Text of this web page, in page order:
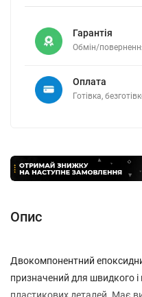
Гарантія
Обмін/
Оплата
Готівка,
Опис
Двокомпонентний
призначений для швидкого і